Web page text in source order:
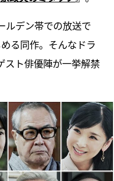
ルデン帯での放送で
る同作。そんなドラ
スト俳優陣が一挙解禁